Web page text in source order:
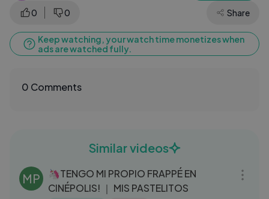
0 0 Share
Keep watching, your watch time monetizes when
ads are watched fully.
0 Comments
Similar videos
MP
🦄TENGO MI PROPIO FRAPPÉ EN
CINÉPOLIS! ｜ MIS PASTELITOS